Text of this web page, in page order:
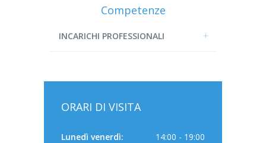
Competenze
INCARICHI PROFESSIONALI
ORARI DI VISITA
Lunedì venerdì: 14:00 - 19:00